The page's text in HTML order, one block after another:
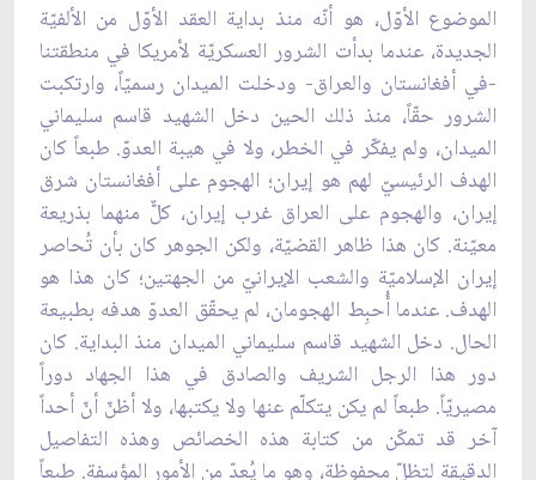
الموضوع الأوّل، هو أنّه منذ بداية العقد الأوّل من الألفيّة
الجديدة، عندما بدأت الشرور العسكريّة لأمريكا في منطقتنا
-في أفغانستان والعراق- ودخلت الميدان رسميّاً، وارتكبت
الشرور حقّاً، منذ ذلك الحين دخل الشهيد قاسم سليماني
الميدان، ولم يفكّر في الخطر، ولا في هيبة العدوّ. طبعاً كان
الهدف الرئيسيّ لهم هو إيران؛ الهجوم على أفغانستان شرق
إيران، والهجوم على العراق غرب إيران، كلٌّ منهما بذريعة
معيّنة. كان هذا ظاهر القضيّة، ولكن الجوهر كان بأن تُحاصر
إيران الإسلاميّة والشعب الإيرانيّ من الجهتين؛ كان هذا هو
الهدف. عندما أُحبِط الهجومان، لم يحقّق العدوّ هدفه بطبيعة
الحال. دخل الشهيد قاسم سليماني الميدان منذ البداية. كان
دور هذا الرجل الشريف والصادق في هذا الجهاد دوراً
مصيريّاً. طبعاً لم يكن يتكلّم عنها ولا يكتبها، ولا أظنّ أنّ أحداً
آخر قد تمكّن من كتابة هذه الخصائص وهذه التفاصيل
الدقيقة لتظلّ محفوظة، وهو ما يُعدّ من الأمور المؤسفة. طبعاً